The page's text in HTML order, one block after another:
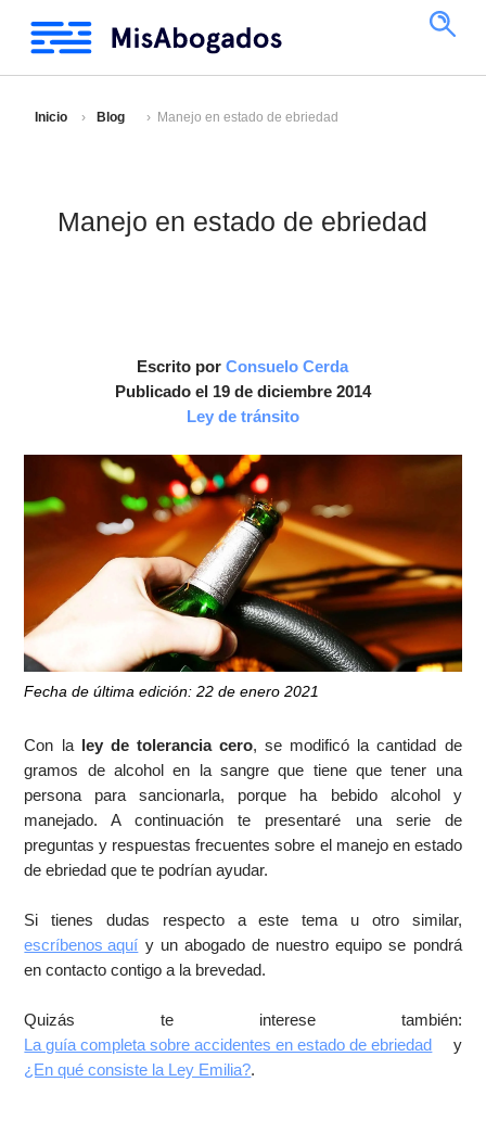
Inicio Blog Manejo en estado de ebriedad
Manejo en estado de ebriedad
Escrito porConsuelo Cerda
Publicado el 19 de diciembre 2014
Ley de tránsito
Fecha de última edición: 22 de enero 2021
Con la ley de tolerancia cero, se modificó la cantidad de
gramos de alcohol en la sangre que tiene que tener una
persona para sancionarla, porque ha bebido alcohol y
manejado. A continuación te presentaré una serie de
preguntas y respuestas frecuentes sobre el manejo en estado
de ebriedad que te podrían ayudar.
Si tienes dudas respecto a este tema u otro similar,
escríbenos aquí y un abogado de nuestro equipo se pondrá
en contacto contigo a la brevedad.
Quizás te interese también:
La guía completa sobre accidentes en estado de ebriedad y
¿En qué consiste la Ley Emilia?.